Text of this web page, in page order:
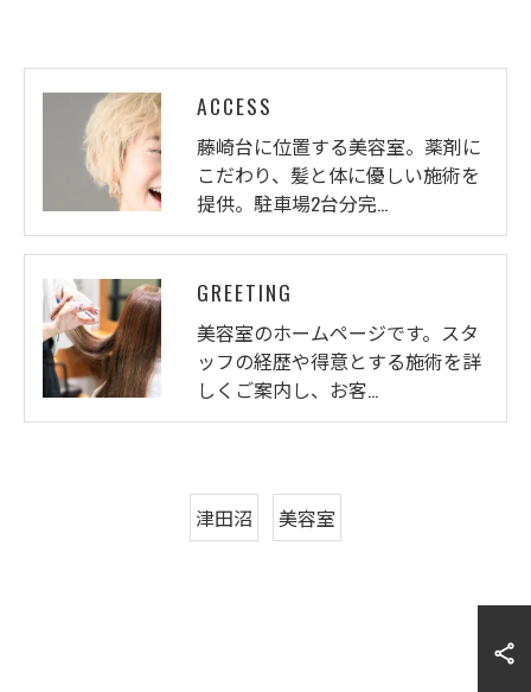
ACCESS
藤崎台に位置する美容室。薬剤に
こだわり、髪と体に優しい施術を
提供。駐車場2台分完…
GREETING
美容室のホームページです。スタ
ッフの経歴や得意とする施術を詳
しくご案内し、お客…
津田沼 美容室